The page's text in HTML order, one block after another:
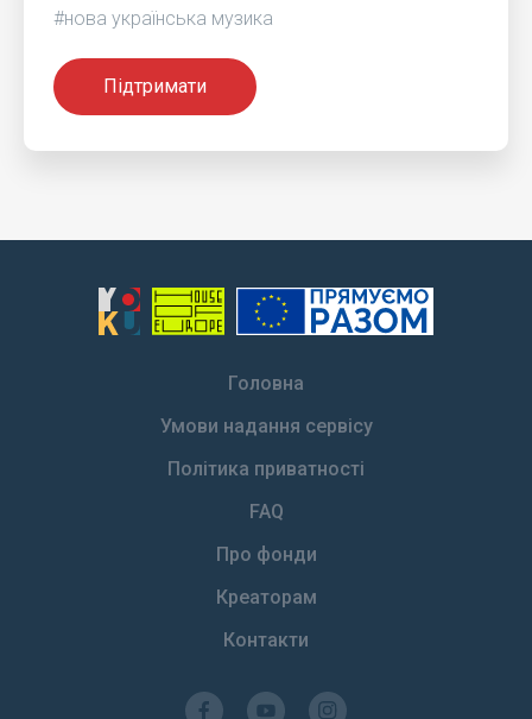
#нова українська музика
Підтримати
Головна
Умови надання сервісу
Політика приватності
FAQ
Про фонди
Креаторам
Контакти